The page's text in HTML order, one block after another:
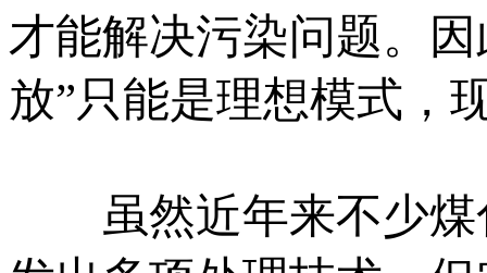
才能解决污染问题。
放”只能是理想模式，
虽然近年来不少煤